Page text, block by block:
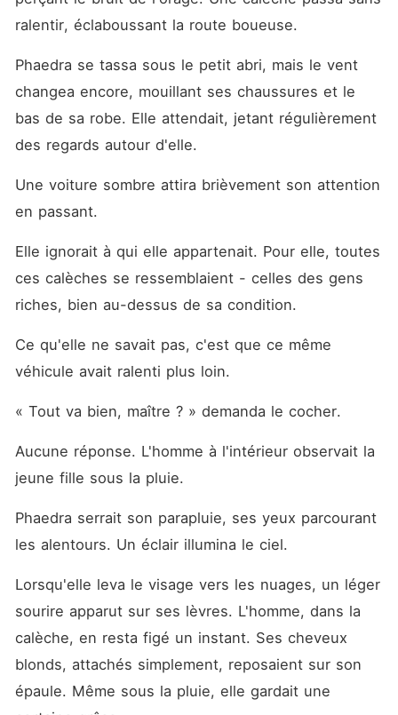
ralentir, éclaboussant la route boueuse.
Phaedra se tassa sous le petit abri, mais le vent
changea encore, mouillant ses chaussures et le
bas de sa robe. Elle attendait, jetant régulièrement
des regards autour d'elle.
Une voiture sombre attira brièvement son attention
en passant.
Elle ignorait à qui elle appartenait. Pour elle, toutes
ces calèches se ressemblaient - celles des gens
riches, bien au-dessus de sa condition.
Ce qu'elle ne savait pas, c'est que ce même
véhicule avait ralenti plus loin.
« Tout va bien, maître ? » demanda le cocher.
Aucune réponse. L'homme à l'intérieur observait la
jeune fille sous la pluie.
Phaedra serrait son parapluie, ses yeux parcourant
les alentours. Un éclair illumina le ciel.
Lorsqu'elle leva le visage vers les nuages, un léger
sourire apparut sur ses lèvres. L'homme, dans la
calèche, en resta figé un instant. Ses cheveux
blonds, attachés simplement, reposaient sur son
épaule. Même sous la pluie, elle gardait une